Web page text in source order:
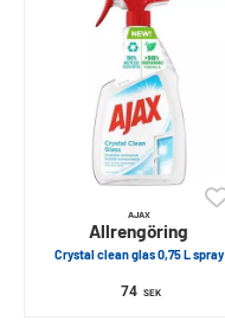
AJAX
Allrengöring
Crystal clean glas 0,75 L spray
74 SEK